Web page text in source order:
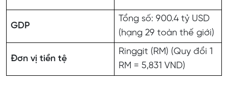
GDP
Tổng số: 900.4 tỷ USD
(hạng 29 toàn thế giới)
Đơn vị tiền tệ
Ringgit (RM) (Quy đổi 1
RM = 5,831 VND)